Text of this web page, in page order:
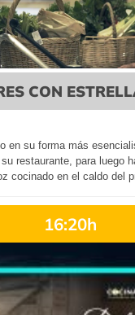
CON
en su forma más
restaurante, para luego
cocinado en el caldo del
16:20h